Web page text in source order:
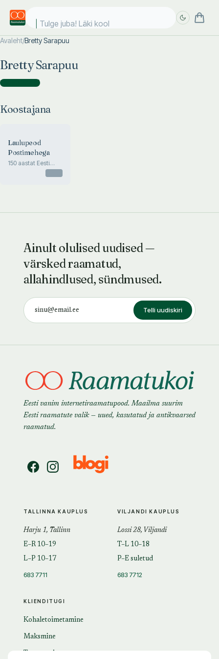
Tulge juba! Läki kooli
Avaleht/Bretty Sarapuu
Bretty Sarapuu
Koostajana )
Koostajana
Laulupeod
Postimehega
150 aastat Eesti
üldlaulupidusid
Ainult olulised uudised —
värsked raamatud,
allahindlused, sündmused.
Telli uudiskiri
Eesti vanim internetiraamatupood. Maailma suurim
Eesti raamatute valik — uued, kasutatud ja antikvaarsed
raamatud.
KLIENDITUGI
Kohaletoimetamine
Maksmine
TALLINNA KAUPLUS
Harju 1, Tallinn
E–R 10–19
L–P 10–17
683 7711
VILJANDI KAUPLUS
Lossi 28, Viljandi
T–L 10–18
P–E suletud
683 7712